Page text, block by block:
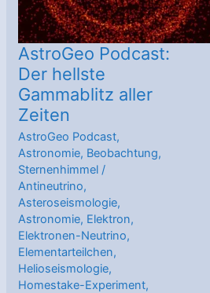
AstroGeo Podcast:
Der hellste
Gammablitz aller
Zeiten
AstroGeo Podcast,
Astronomie, Beobachtung,
Sternenhimmel /
Antineutrino,
Asteroseismologie,
Astronomie, Elektron,
Elektronen-Neutrino,
Elementarteilchen,
Helioseismologie,
Homestake-Experiment,